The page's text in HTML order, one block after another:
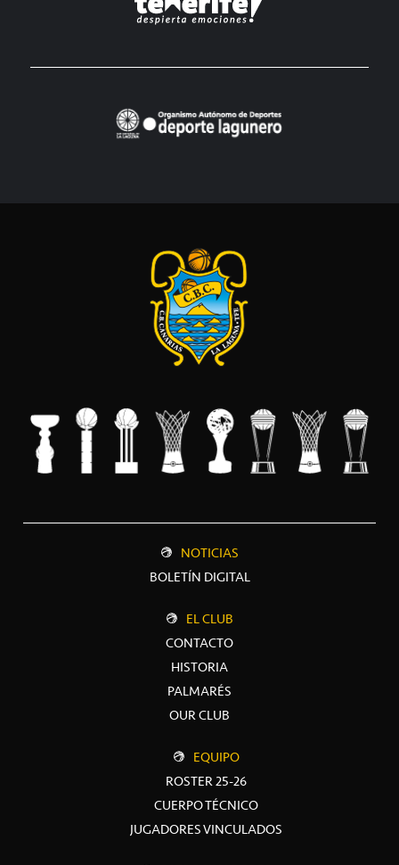
NOTICIAS
BOLETÍN DIGITAL
EL CLUB
CONTACTO
HISTORIA
PALMARÉS
OUR CLUB
EQUIPO
ROSTER 25-26
CUERPO TÉCNICO
JUGADORES VINCULADOS